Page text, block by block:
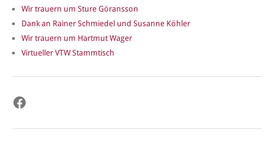
Wir trauern um Sture Göransson
Dank an Rainer Schmiedel und Susanne Köhler
Wir trauern um Hartmut Wager
Virtueller VTW Stammtisch
Facebook